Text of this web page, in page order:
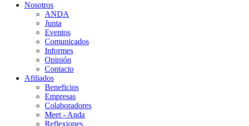
Nosotros
ANDA
Junta
Eventos
Comunicados
Informes
Opinión
Contacto
Afiliados
Beneficios
Empresas
Colaboradores
Meet - Anda
Reflexiones